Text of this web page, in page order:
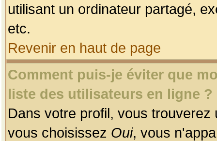
utilisant un ordinateur partagé,
etc.
Revenir en haut de page
Comment puis-je éviter que
liste des utilisateurs en ligne ?
Dans votre profil, vous
vous choisissez Oui, vous